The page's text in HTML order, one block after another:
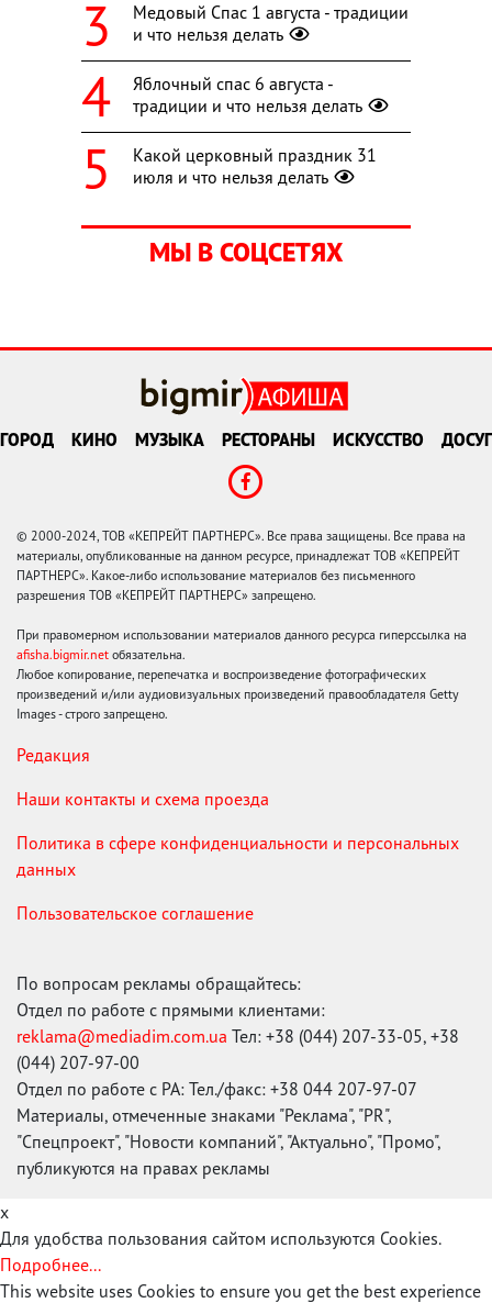
Медовый Спас 1 августа - традиции
и что нельзя делать
Яблочный спас 6 августа -
традиции и что нельзя делать
Какой церковный праздник 31
июля и что нельзя делать
МЫ В СОЦСЕТЯХ
ГОРОД КИНО МУЗЫКА РЕСТОРАНЫ ИСКУССТВО ДОСУГ
© 2000-2024, ТОВ «КЕПРЕЙТ ПАРТНЕРС». Все права защищены. Все права на
материалы, опубликованные на данном ресурсе, принадлежат ТОВ «КЕПРЕЙТ
ПАРТНЕРС». Какое-либо использование материалов без письменного
разрешения ТОВ «КЕПРЕЙТ ПАРТНЕРС» запрещено.
При правомерном использовании материалов данного ресурса гиперссылка на
afisha.bigmir.net обязательна.
Любое копирование, перепечатка и воспроизведение фотографических
произведений и/или аудиовизуальных произведений правообладателя Getty
Images - строго запрещено.
Редакция
Наши контакты и схема проезда
Политика в сфере конфиденциальности и персональных
данных
Пользовательское соглашение
По вопросам рекламы обращайтесь:
Отдел по работе с прямыми клиентами:
reklama@mediadim.com.ua Тел: +38 (044) 207-33-05, +38
(044) 207-97-00
Отдел по работе с РА: Тел./факс: +38 044 207-97-07
Материалы, отмеченные знаками "Реклама", "PR",
"Спецпроект", "Новости компаний", "Актуально", "Промо",
публикуются на правах рекламы
x
Для удобства пользования сайтом используются Cookies.
Подробнее...
This website uses Cookies to ensure you get the best experience